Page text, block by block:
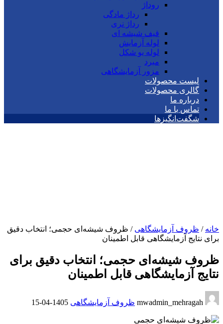
روداژ
رداژ مادگی
رداژ نری
قیف شیشه ای
لوله آزمایش
لوله یو شکل
مبرد
مزور آزمایشگاهی
لیست محصولات
گالری محصولات
درباره ما
تماس با ما
شگفت‌انگیزها
خانه / ظروف آزمایشگاهی / ظروف شیشه‌ای حجمی؛ انتخاب دقیق
برای نتایج آزمایشگاهی قابل اطمینان
ظروف شیشه‌ای حجمی؛ انتخاب دقیق برای
نتایج آزمایشگاهی قابل اطمینان
ظروف آزمایشگاهی 1405-04-15